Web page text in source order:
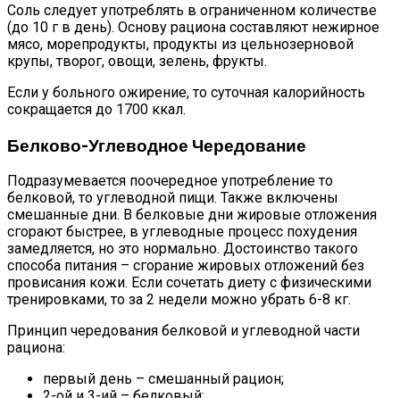
Соль следует употреблять в ограниченном количестве
(до 10 г в день). Основу рациона составляют нежирное
мясо, морепродукты, продукты из цельнозерновой
крупы, творог, овощи, зелень, фрукты.
Если у больного ожирение, то суточная калорийность
сокращается до 1700 ккал.
Белково-Углеводное Чередование
Подразумевается поочередное употребление то
белковой, то углеводной пищи. Также включены
смешанные дни. В белковые дни жировые отложения
сгорают быстрее, в углеводные процесс похудения
замедляется, но это нормально. Достоинство такого
способа питания – сгорание жировых отложений без
провисания кожи. Если сочетать диету с физическими
тренировками, то за 2 недели можно убрать 6-8 кг.
Принцип чередования белковой и углеводной части
рациона:
первый день – смешанный рацион;